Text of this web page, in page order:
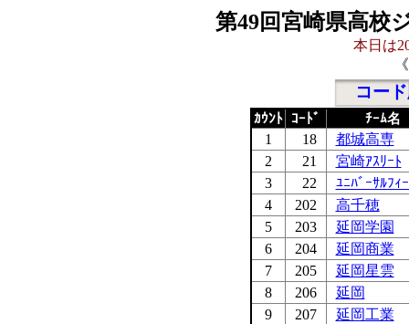
第49回宮崎県高校
本日は
コー
ｶｳﾝﾄ ｺｰﾄﾞ ﾁｰﾑ名
1 18
都城高専
2
21
宮崎ｱｽﾘｰﾄ
3
22
ﾕﾆﾊﾞｰｻﾙﾌｨ
4
202
高千穂
5
203
延岡学園
6
204
延岡商業
7
205
延岡星雲
8
206
延岡
9
207
延岡工業